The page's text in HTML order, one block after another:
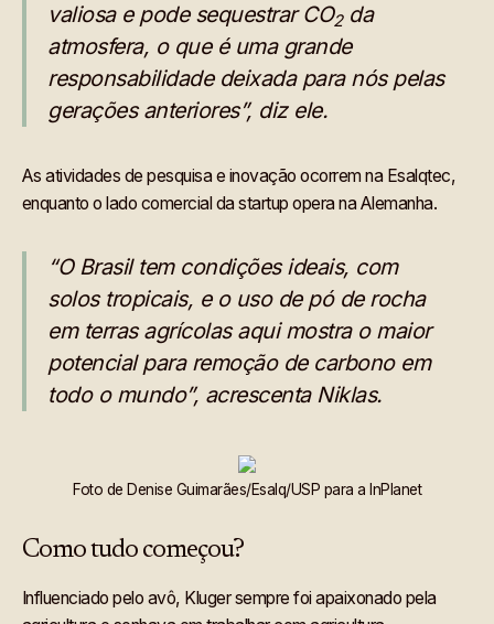
valiosa e pode sequestrar CO2da
atmosfera, o que é uma grande
responsabilidade deixada para nós pelas
gerações anteriores”, diz ele.
As atividades de pesquisa e inovação ocorrem na Esalqtec,
enquanto o lado comercial da startup opera na Alemanha.
“O Brasil tem condições ideais, com
solos tropicais, e o uso de pó de rocha
em terras agrícolas aqui mostra o maior
potencial para remoção de carbono em
todo o mundo”, acrescenta Niklas.
Foto de Denise Guimarães/Esalq/USP para a InPlanet
Como tudo começou?
Influenciado pelo avô, Kluger sempre foi apaixonado pela